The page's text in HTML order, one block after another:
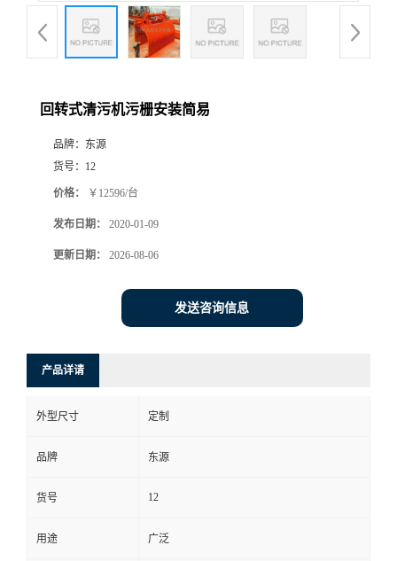
回转式清污机污栅安装简易
品牌： 东源
货号： 12
价格： ￥12596/台
发布日期： 2020-01-09
更新日期： 2026-08-06
发送咨询信息
产品详请
外型尺寸 定制
品牌 东源
货号 12
用途 广泛